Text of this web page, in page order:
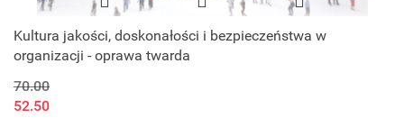
Kultura jakości, doskonałości i bezpieczeństwa w
organizacji - oprawa twarda
70.00
52.50